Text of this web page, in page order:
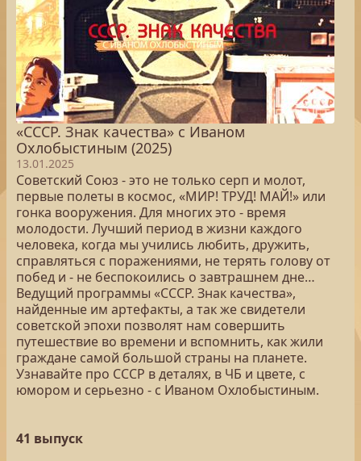
«СССР. Знак качества» с Иваном
Охлобыстиным (2025)
13.01.2025
Советский Союз - это не только серп и молот,
первые полеты в космос, «МИР! ТРУД! МАЙ!» или
гонка вооружения. Для многих это - время
молодости. Лучший период в жизни каждого
человека, когда мы учились любить, дружить,
справляться с поражениями, не терять голову от
побед и - не беспокоились о завтрашнем дне…
Ведущий программы «СССР. Знак качества»,
найденные им артефакты, а так же свидетели
советской эпохи позволят нам совершить
путешествие во времени и вспомнить, как жили
граждане самой большой страны на планете.
Узнавайте про СССР в деталях, в ЧБ и цвете, с
юмором и серьезно - с Иваном Охлобыстиным.
41 выпуск